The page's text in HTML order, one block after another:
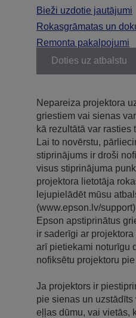
Bieži uzdotie jautājumi
Rokasgrāmatas un
Remonta pakalpojumi
Doties uz atbalstu
Nepareiza projektora
griestiem vai sienas
kā rezultātā var rasties
Lai to novērstu,
stiprinājums ir droši
visus stiprinājuma
projektora lietotāja
lejupielādēt mūsu
(www.epson.lv/
Epson apstiprinātus
ir saderīgi ar
arī pietiekami noturīgu
nofiksētu projektoru
Ja projektors ir
pie sienas un uzstādīts
eļļas dūmu, vai vietās,